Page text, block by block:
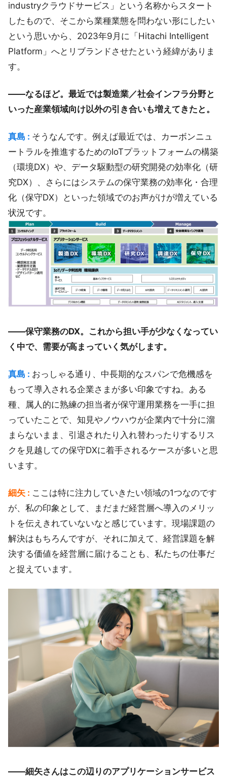
industryクラウドサービス」という名称からスタート
したもので、そこから業種業態を問わない形にしたい
という思いから、2023年9月に「Hitachi Intelligent
Platform」へとリブランドさせたという経緯がありま
す。
――なるほど。最近では製造業／社会インフラ分野と
いった産業領域向け以外の引き合いも増えてきたと。
真島 : そうなんです。例えば最近では、カーボンニュ
ートラルを推進するためのIoTプラットフォームの構築
（環境DX）や、データ駆動型の研究開発の効率化（研
究DX）、さらにはシステムの保守業務の効率化・合理
化（保守DX）といった領域でのお声がけが増えている
状況です。
――保守業務のDX。これから担い手が少なくなってい
く中で、需要が高まっていく気がします。
真島 : おっしゃる通り、中長期的なスパンで危機感を
もって導入される企業さまが多い印象ですね。ある
種、属人的に熟練の担当者が保守運用業務を一手に担
っていたことで、知見やノウハウが企業内で十分に溜
まらないまま、引退されたり入れ替わったりするリス
クを見越しての保守DXに着手されるケースが多いと思
います。
細矢 : ここは特に注力していきたい領域の1つなのです
が、私の印象として、まだまだ経営層へ導入のメリッ
トを伝えきれていないなと感じています。現場課題の
解決はもちろんですが、それに加えて、経営課題を解
決する価値を経営層に届けることも、私たちの仕事だ
と捉えています。
――細矢さんはこの辺りのアプリケーションサービス